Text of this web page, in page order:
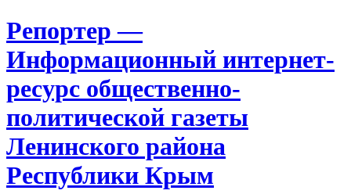
Репортер —
Информационный интернет-
ресурс общественно-
политической газеты
Ленинского района
Республики Крым